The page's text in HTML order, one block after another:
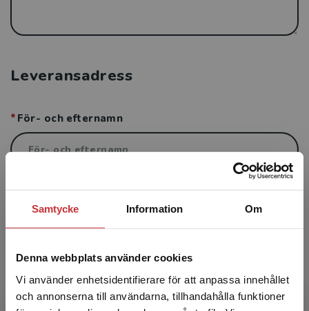
Samtycke Information Om
Denna webbplats använder cookies
Vi använder enhetsidentifierare för att anpassa innehållet
och annonserna till användarna, tillhandahålla funktioner
Leveransadress
För- och efternamn
Postadress
Postnummer